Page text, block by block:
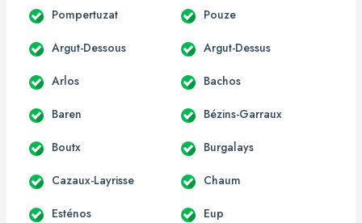
Pompertuzat Pouze
Argut-Dessous Argut-Dessus
Arlos Bachos
Baren Bézins-Garraux
Boutx Burgalays
Cazaux-Layrisse Chaum
Esténos Eup